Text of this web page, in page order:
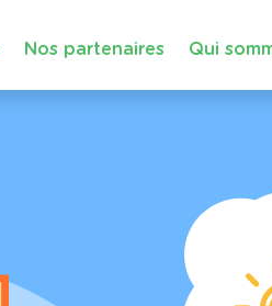
Nos partenaires Qui